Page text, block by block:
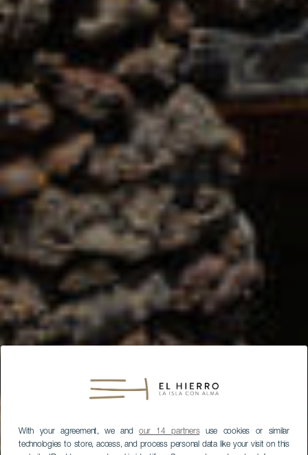
With your agreement, we andour 14 partnersuse cookies or similar
technologies to store, access, and process personal data like your visit on this